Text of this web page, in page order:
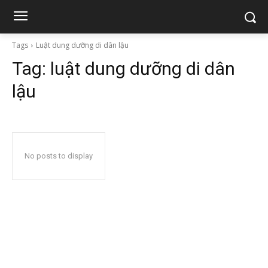
Tags Luật dung dưỡng di dân lậu
Tag: luật dung dưỡng di dân
lậu
No posts to display